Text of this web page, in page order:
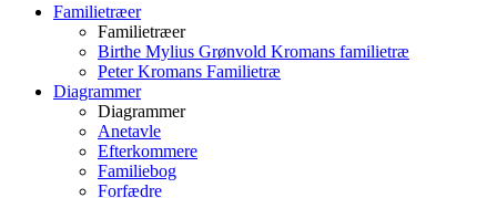
Familietræer
Familietræer
Birthe Mylius Grønvold Kromans familietræ
Peter Kromans Familietræ
Diagrammer
Diagrammer
Anetavle
Efterkommere
Familiebog
Forfædre